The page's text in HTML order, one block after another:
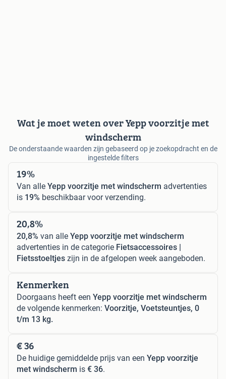
Wat je moet weten over Yepp voorzitje met
windscherm
De onderstaande waarden zijn gebaseerd op je zoekopdracht en de
ingestelde filters
19%
Van alle Yepp voorzitje met windscherm advertenties
is 19% beschikbaar voor verzending.
20,8%
20,8% van alle Yepp voorzitje met windscherm
advertenties in de categorie Fietsaccessoires |
Fietsstoeltjes zijn in de afgelopen week aangeboden.
Kenmerken
Doorgaans heeft een Yepp voorzitje met windscherm
de volgende kenmerken: Voorzitje, Voetsteuntjes, 0
t/m 13 kg.
€ 36
De huidige gemiddelde prijs van een Yepp voorzitje
met windscherm is € 36.